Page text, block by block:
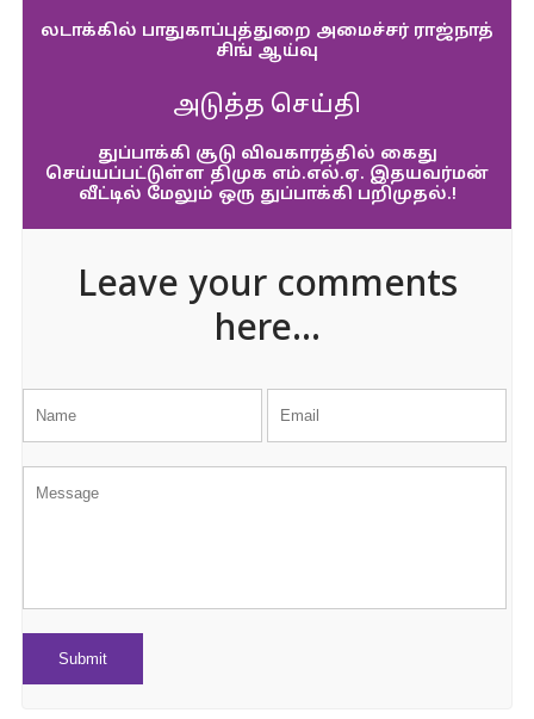
லடாக்கில் பாதுகாப்புத்துறை அமைச்சர் ராஜ்நாத்
சிங் ஆய்வு
அடுத்த செய்தி
துப்பாக்கி சூடு விவகாரத்தில் கைது
செய்யப்பட்டுள்ள திமுக எம்.எல்.ஏ. இதயவர்மன்
வீட்டில் மேலும் ஒரு துப்பாக்கி பறிமுதல்.!
Leave your comments
here...